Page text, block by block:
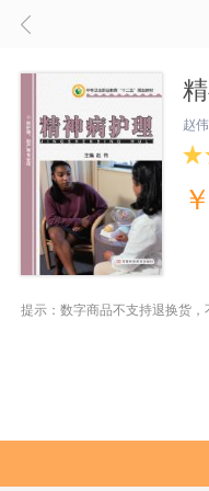
赵伟
￥
提示：数字商品不支持退换货，